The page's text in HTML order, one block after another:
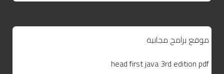
موقع برامج مجانية
head first java 3rd edition pdf